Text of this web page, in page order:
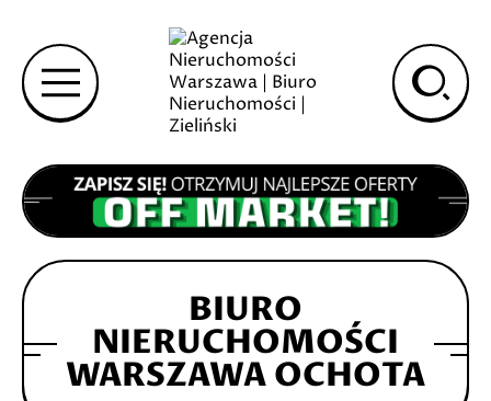
BIURO
NIERUCHOMOŚCI
WARSZAWA OCHOTA